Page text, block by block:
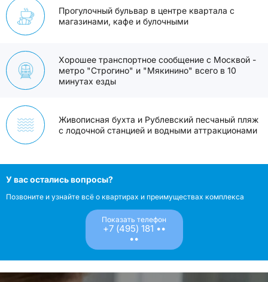
Прогулочный бульвар в центре квартала с
магазинами, кафе и булочными
Хорошее транспортное сообщение с Москвой -
метро "Строгино" и "Мякинино" всего в 10
минутах езды
Живописная бухта и Рублевский песчаный пляж
с лодочной станцией и водными аттракционами
У вас остались вопросы?
Позвоните и узнайте всё о квартирах и преимуществах комплекса
Показать телефон
+7 (495) 181 ••
••